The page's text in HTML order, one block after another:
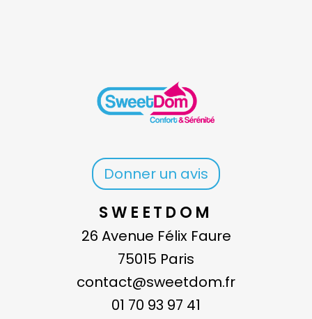
Donner un avis
SWEETDOM
26 Avenue Félix Faure
75015 Paris
contact@sweetdom.fr
01 70 93 97 41